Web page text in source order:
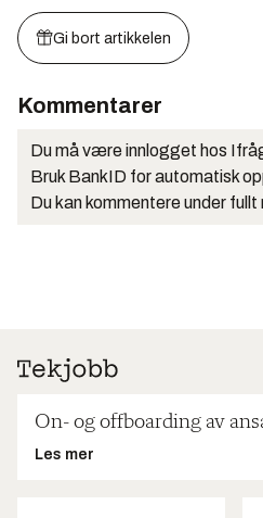
Gi bort artikkelen
Kommentarer
Du må være innlogget hos
Bruk BankID for automatisk
Du kan kommentere under fullt
On- og offboarding av
Les mer